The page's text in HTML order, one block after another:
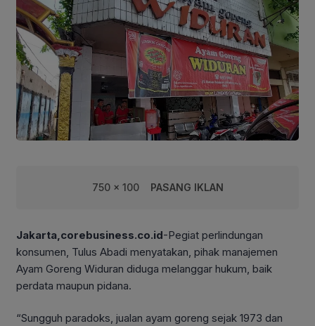
750 x 100 PASANG IKLAN
Jakarta,corebusiness.co.id-Pegiat perlindungan
konsumen, Tulus Abadi menyatakan, pihak manajemen
Ayam Goreng Widuran diduga melanggar hukum, baik
perdata maupun pidana.
“Sungguh paradoks, jualan ayam goreng sejak 1973 dan